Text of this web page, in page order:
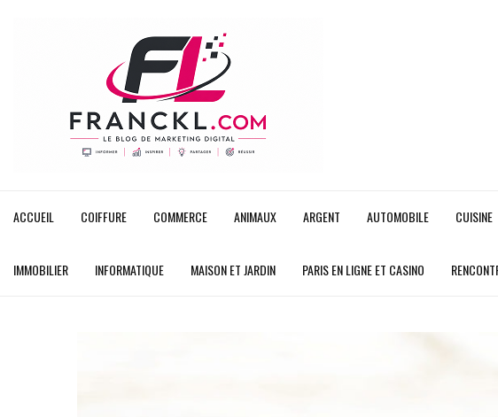
ACCUEIL COIFFURE COMMERCE ANIMAUX ARGENT AUTOMOBILE CUISINE
IMMOBILIER INFORMATIQUE MAISON ET JARDIN PARIS EN LIGNE ET CASINO